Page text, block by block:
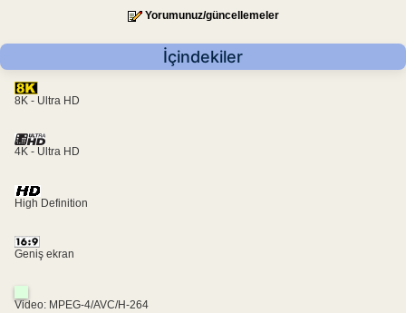
Yorumunuz/güncellemeler
İçindekiler
8K - Ultra HD
4K - Ultra HD
High Definition
Geniş ekran
Video: MPEG-4/AVC/H-264